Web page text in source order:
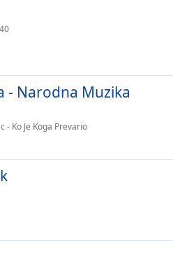
- Narodna Muzika
- Ko Je Koga Prevario